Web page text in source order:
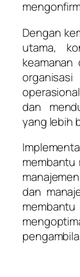
Dengan
utama,
keamanan
dan
yang lebih
membantu
dan